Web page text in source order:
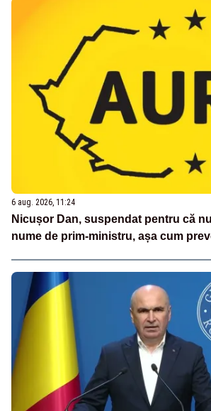
6 aug. 2026, 11:24
Nicușor Dan, suspendat pentru că
nume de prim-ministru, așa cum